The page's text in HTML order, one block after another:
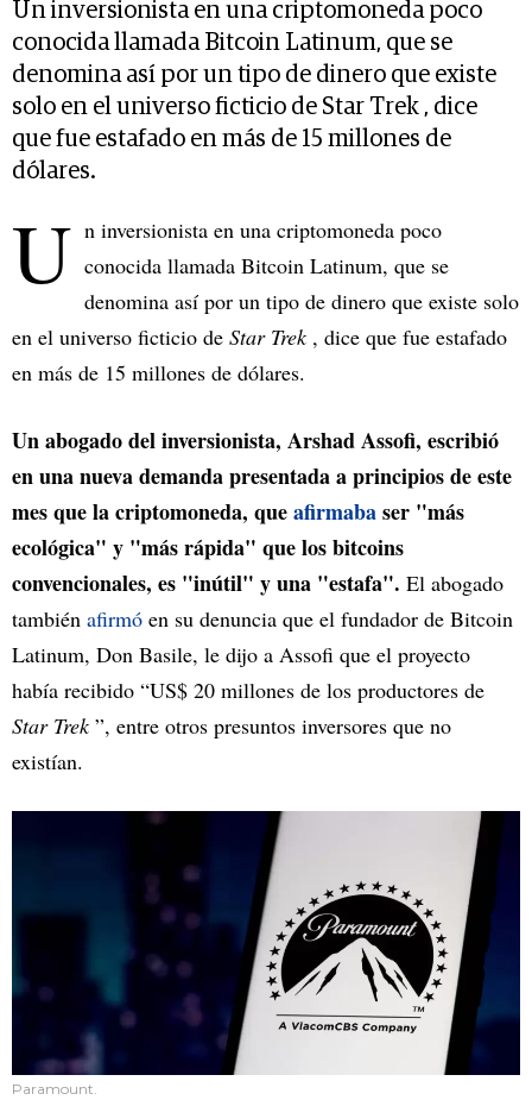
Un inversionista en una criptomoneda poco
conocida llamada Bitcoin Latinum, que se
denomina así por un tipo de dinero que existe
solo en el universo ficticio de Star Trek , dice
que fue estafado en más de 15 millones de
dólares.
U n inversionista en una criptomoneda poco
conocida llamada Bitcoin Latinum, que se
denomina así por un tipo de dinero que existe solo
en el universo ficticio de Star Trek, dice que fue estafado
en más de 15 millones de dólares.
Un abogado del inversionista, Arshad Assofi, escribió
en una nueva demanda presentada a principios de este
mes que la criptomoneda, queafirmabaser "más
ecológica" y "más rápida" que los bitcoins
convencionales, es "inútil" y una "estafa". El abogado
también afirmó en su denuncia que el fundador de Bitcoin
Latinum, Don Basile, le dijo a Assofi que el proyecto
había recibido “US$ 20 millones de los productores de
Star Trek”, entre otros presuntos inversores que no
existían.
Paramount.